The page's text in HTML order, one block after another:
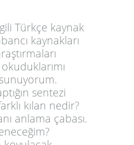
Türkçe kaynak
kaynakları
sentezi
kılan nedir?
anlama çabası.